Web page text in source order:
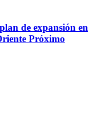
de expansión en
Próximo